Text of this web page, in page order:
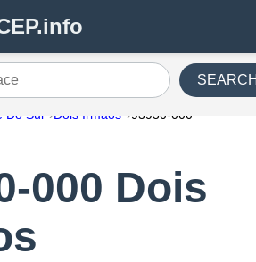
Do Sul Dois Irmãos 93950-000
000 Dois